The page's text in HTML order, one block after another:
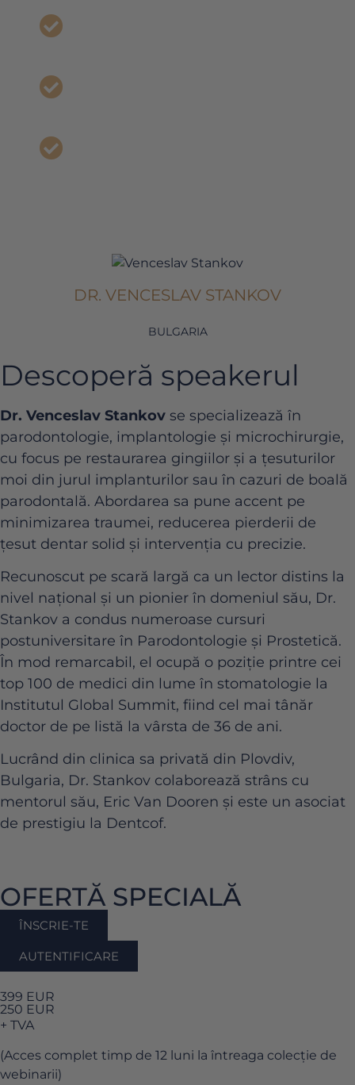
Descoperă speakerul
Dr. Venceslav Stankov se specializează în
parodontologie, implantologie și microchirurgie,
cu focus pe restaurarea gingiilor și a țesuturilor
moi din jurul implanturilor sau în cazuri de boală
parodontală. Abordarea sa pune accent pe
minimizarea traumei, reducerea pierderii de
țesut dentar solid și intervenția cu precizie.
Recunoscut pe scară largă ca un lector distins la
nivel național și un pionier în domeniul său, Dr.
Stankov a condus numeroase cursuri
postuniversitare în Parodontologie și Prostetică.
În mod remarcabil, el ocupă o poziție printre cei
top 100 de medici din lume în stomatologie la
Institutul Global Summit, fiind cel mai tânăr
doctor de pe listă la vârsta de 36 de ani.
Lucrând din clinica sa privată din Plovdiv,
Bulgaria, Dr. Stankov colaborează strâns cu
mentorul său, Eric Van Dooren și este un asociat
de prestigiu la Dentcof.
DR. VENCESLAV STANKOV
BULGARIA
OFERTĂ SPECIALĂ
ÎNSCRIE-TE
AUTENTIFICARE
399 EUR
250 EUR
+ TVA
(Acces complet timp de 12 luni la întreaga colecție de
webinarii)